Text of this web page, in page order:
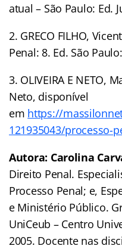
atual – São Paulo: Ed.
GRECO FILHO,
Penal: 8. Ed. São
OLIVEIRA E NETO,
Neto, disponível
em https://
121935043/processo-
Autora: Carolina
Direito Penal.
Processo Penal; e,
e Ministério Público.
UniCeub – Centro
2005. Docente nas